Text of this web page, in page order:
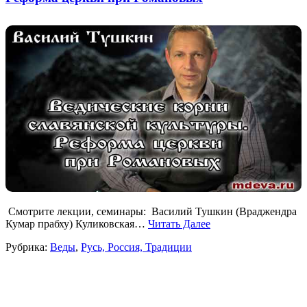
Смотрите лекции, семинары: Василий Тушкин (Враджендра
Кумар прабху) Куликовская… Читать Далее
Рубрика: Веды, Русь, Россия, Традиции